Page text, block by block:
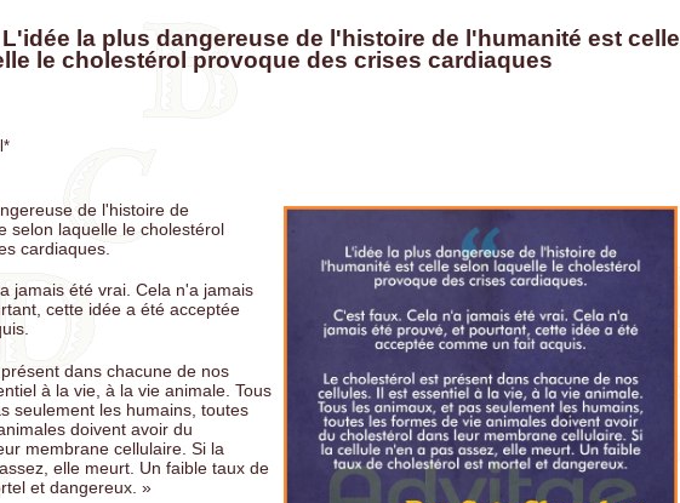
mettre des saletés dans une plaie en espérant le mieux
L'obligation vaccinale, c'est de la politique basée sur du scientisme infantile et
de la corruption systémique
COOLIDGE: Un gouvernement qui use de taxes sur le peuple sans quelles soient des
urgentes est un instrument de tyrannie.
MOORE: Le changement climatique est un leurre utilisé pour effrayer la population et
de l'argent dans le but de la contrôler
Ils gagnent 60 milliards par an avec les vaccins, mais ils gagnent 500 milliards
pour les remèdes contre les blessures des vaccins
Plus l’effondrement d’un empire est proche, plus ses lois sont folles.
Votre vaccin met les autres en danger et se base sur une science
corrompue. Il s'agit d'une arnaque médicale grotesque
la plus dangereuse de l'histoire de l'humanité est celle
le cholestérol provoque des crises cardiaques
*
de l'histoire de
selon laquelle le cholestérol
cardiaques.
jamais été vrai. Cela n'a jamais
cette idée a été acceptée
dans chacune de nos
à la vie, à la vie animale. Tous
seulement les humains, toutes
doivent avoir du
membrane cellulaire. Si la
elle meurt. Un faible taux de
et dangereux. »